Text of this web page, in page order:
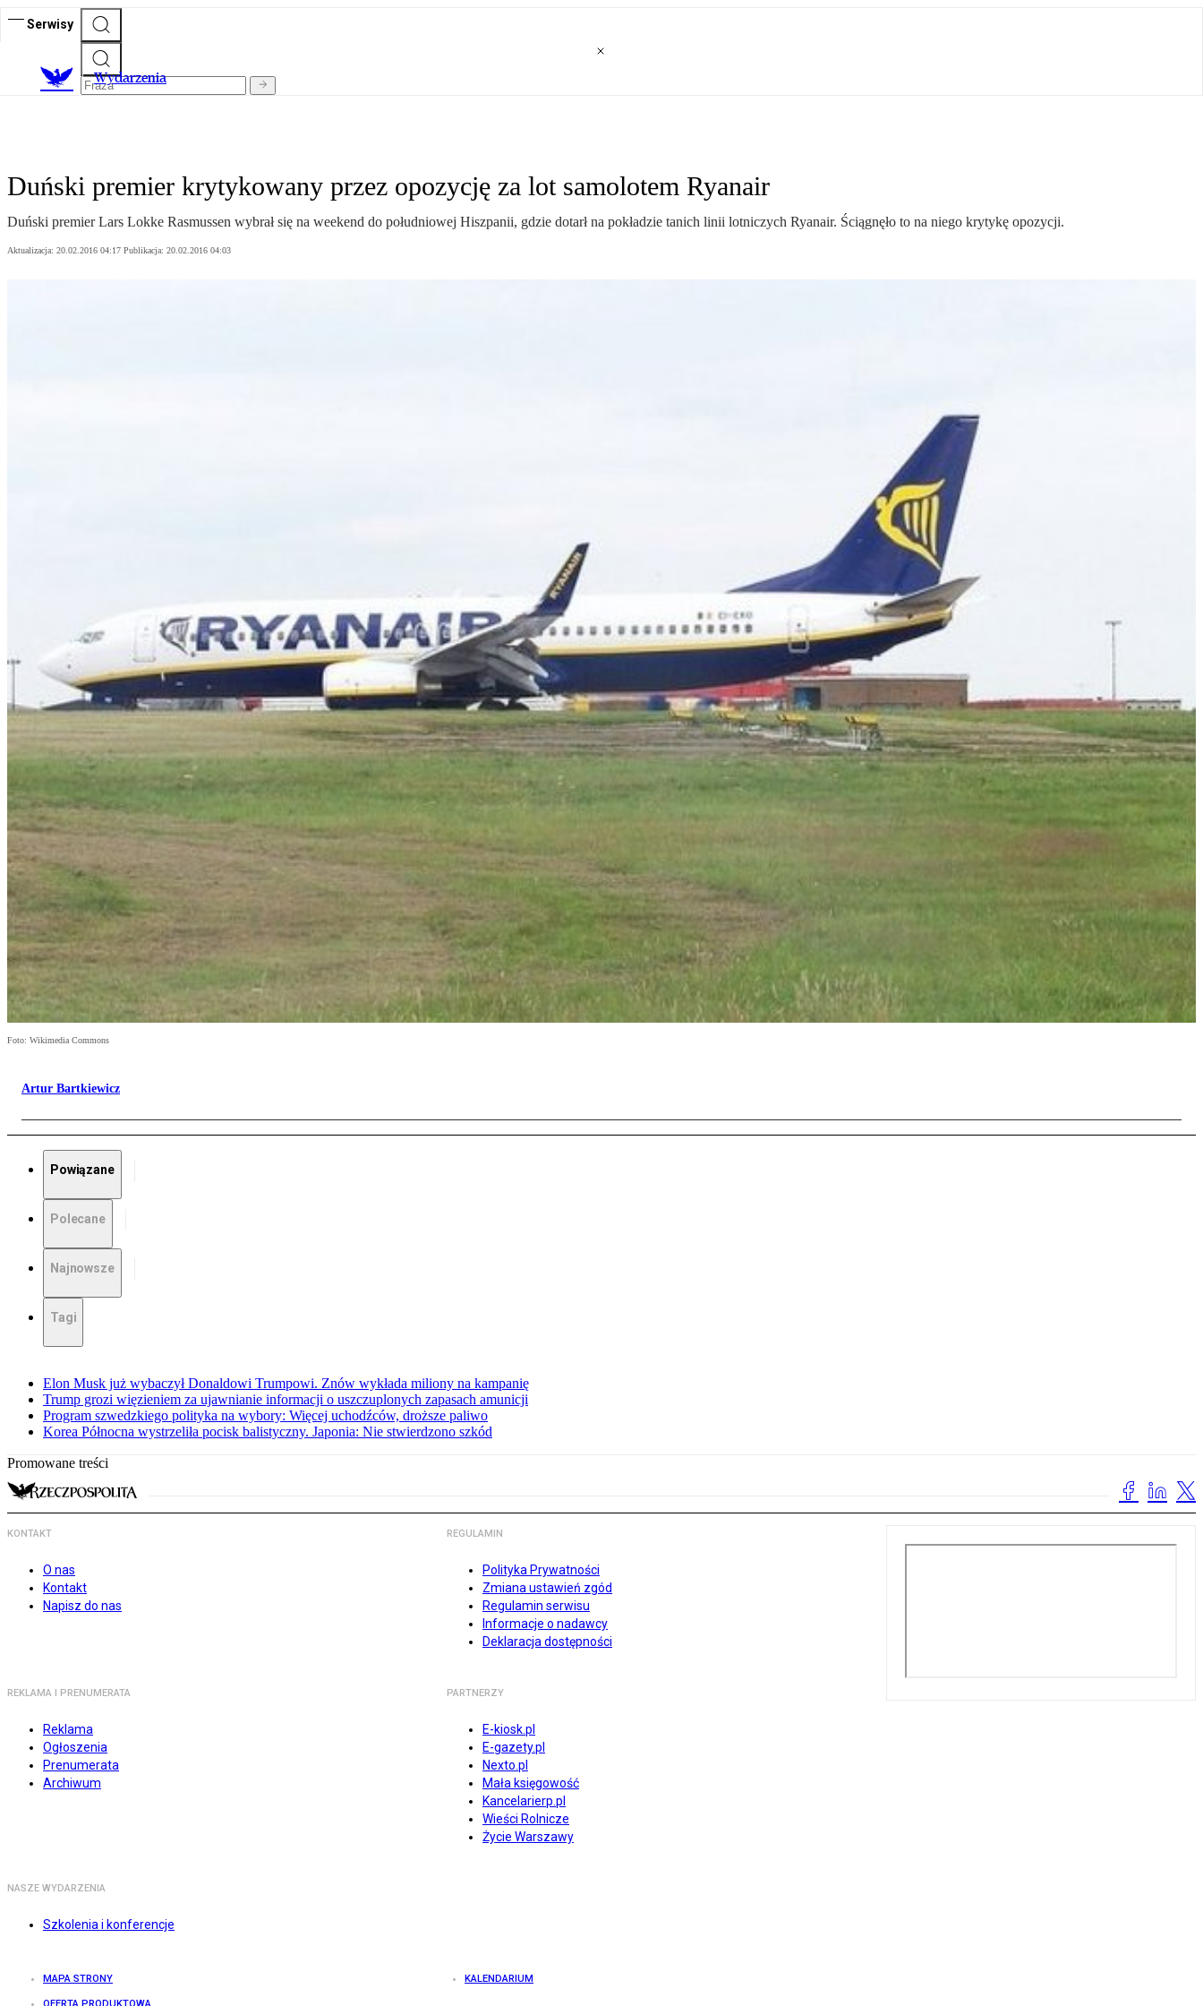
Serwisy
Wydarzenia
Duński premier krytykowany przez opozycję za lot samolotem Ryanair
Duński premier Lars Lokke Rasmussen wybrał się na weekend do południowej Hiszpanii, gdzie dotarł na pokładzie tanich linii lotniczych Ryanair. Ściągnęło to na niego krytykę opozycji.
Aktualizacja: 20.02.2016 04:17 Publikacja: 20.02.2016 04:03
Foto: Wikimedia Commons
Artur Bartkiewicz
Powiązane
Polecane
Najnowsze
Tagi
Elon Musk już wybaczył Donaldowi Trumpowi. Znów wykłada miliony na kampanię
Trump grozi więzieniem za ujawnianie informacji o uszczuplonych zapasach amunicji
Program szwedzkiego polityka na wybory: Więcej uchodźców, droższe paliwo
Korea Północna wystrzeliła pocisk balistyczny. Japonia: Nie stwierdzono szkód
Promowane treści
KONTAKT
O nas
Kontakt
Napisz do nas
REGULAMIN
Polityka Prywatności
Zmiana ustawień zgód
Regulamin serwisu
Informacje o nadawcy
Deklaracja dostępności
REKLAMA I PRENUMERATA
Reklama
Ogłoszenia
Prenumerata
Archiwum
PARTNERZY
E-kiosk.pl
E-gazety.pl
Nexto.pl
Mała księgowość
Kancelarierp.pl
Wieści Rolnicze
Życie Warszawy
NASZE WYDARZENIA
Szkolenia i konferencje
MAPA STRONY KALENDARIUM